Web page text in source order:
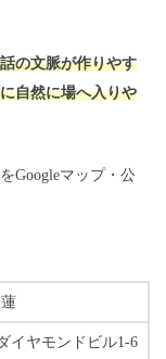
の文脈が作りやす
自然に場へ入りや
Googleマップ・公
イヤモンドビル1-6